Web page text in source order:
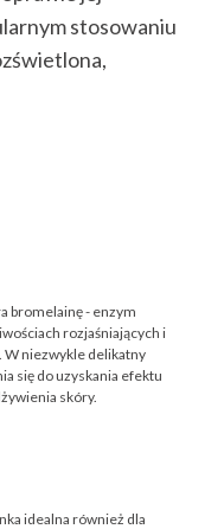
stosowaniu
bromelainę - enzym
rozjaśniających i
W niezwykle delikatny
się do uzyskania efektu
skóry.
idealna również dla